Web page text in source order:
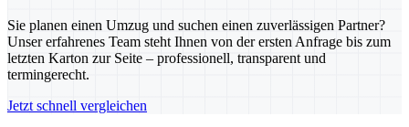
Sie planen einen Umzug und suchen einen zuverlässigen Partner?
Unser erfahrenes Team steht Ihnen von der ersten Anfrage bis zum
letzten Karton zur Seite – professionell, transparent und
termingerecht.
Jetzt schnell vergleichen